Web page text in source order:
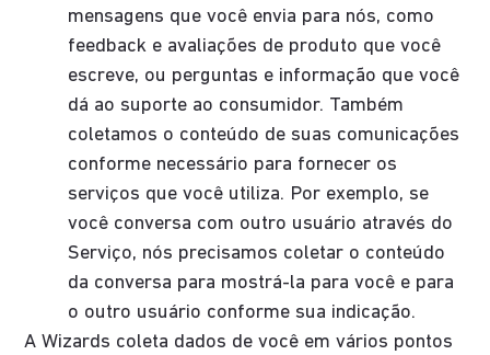
mensagens que você envia para nós, como
feedback e avaliações de produto que você
escreve, ou perguntas e informação que você
dá ao suporte ao consumidor. Também
coletamos o conteúdo de suas comunicações
conforme necessário para fornecer os
serviços que você utiliza. Por exemplo, se
você conversa com outro usuário através do
Serviço, nós precisamos coletar o conteúdo
da conversa para mostrá-la para você e para
o outro usuário conforme sua indicação.
A Wizards coleta dados de você em vários pontos